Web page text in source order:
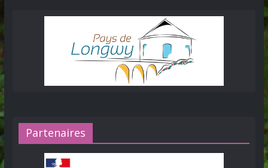
Partenaires